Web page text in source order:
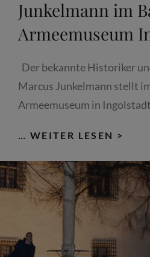
Junkelmann im
Armeemuseum
Der bekannte Historiker
Marcus Junkelmann stellt
Armeemuseum in
… WEITER LESEN >
IM